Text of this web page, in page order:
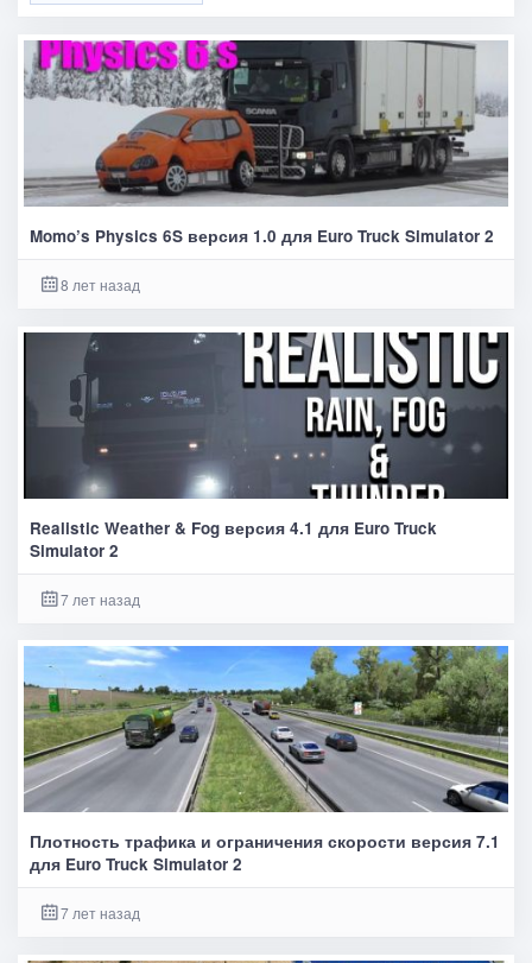
Momo’s Physics 6S версия 1.0 для Euro Truck Simulator 2
8 лет назад
Realistic Weather & Fog версия 4.1 для Euro Truck
Simulator 2
7 лет назад
Плотность трафика и ограничения скорости версия 7.1
для Euro Truck Simulator 2
7 лет назад